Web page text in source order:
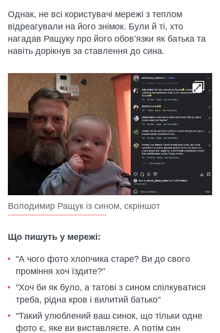
Однак, не всі користувачі мережі з теплом
відреагували на його знімок. Були й ті, хто
нагадав Ращуку про його обов’язки як батька та
навіть дорікнув за ставлення до сина.
Володимир Ращук із сином, скріншот
Що пишуть у мережі:
"А чого фото хлопчика старе? Ви до свого
проміння хоч їздите?"
"Хоч би як було, а татові з сином спілкуватися
треба, рідна кров і вилитий батько"
"Такий улюблений ваш синок, що тільки одне
фото є, яке ви виставляєте. А потім син